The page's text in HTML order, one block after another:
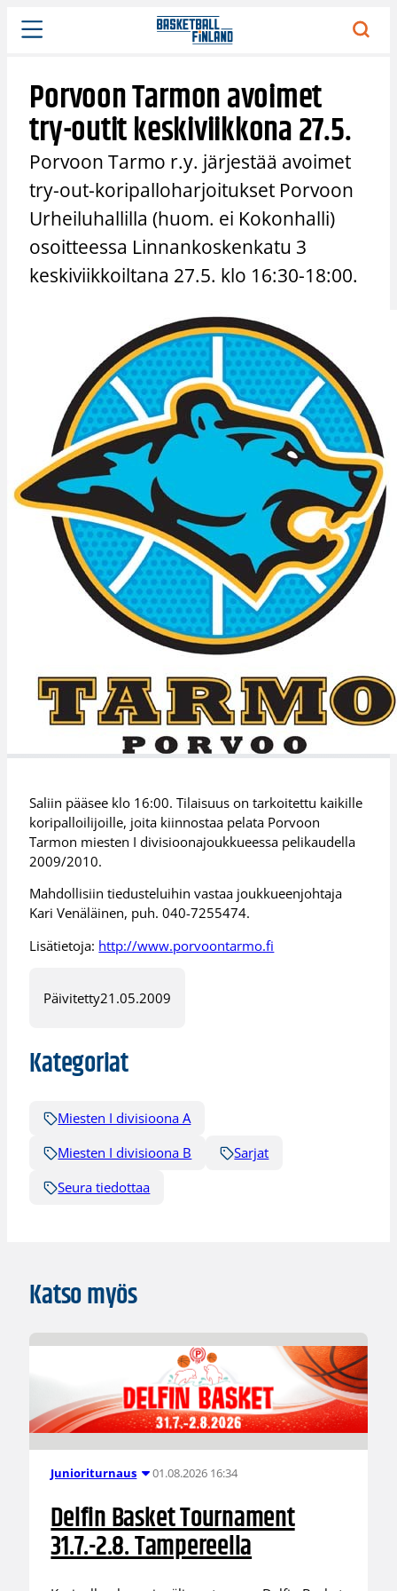
Siirry
sisältöön
Porvoon Tarmon avoimet
try-outit keskiviikkona 27.5.
Porvoon Tarmo r.y. järjestää avoimet
try-out-koripalloharjoitukset Porvoon
Urheiluhallilla (huom. ei Kokonhalli)
osoitteessa Linnankoskenkatu 3
keskiviikkoiltana 27.5. klo 16:30-18:00.
Saliin pääsee klo 16:00. Tilaisuus on tarkoitettu kaikille
koripalloilijoille, joita kiinnostaa pelata Porvoon
Tarmon miesten I divisioonajoukkueessa pelikaudella
2009/2010.
Mahdollisiin tiedusteluihin vastaa joukkueenjohtaja
Kari Venäläinen, puh. 040-7255474.
Lisätietoja: http://www.porvoontarmo.fi
Päivitetty21.05.2009
Kategoriat
Miesten I divisioona A
Miesten I divisioona B
Sarjat
Seura tiedottaa
Katso myös
Junioriturnaus 01.08.2026 16:34
Delfin Basket Tournament
31.7.-2.8. Tampereella